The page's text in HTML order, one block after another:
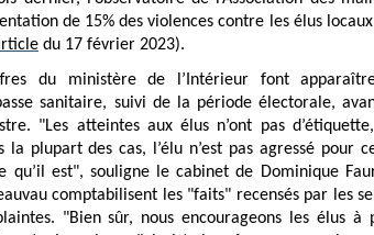
de 15% des violences contre les élus
du 17 février 2023).
du ministère de l’Intérieur font
sanitaire, suivi de la période électorale,
"Les atteintes aux élus n’ont pas
plupart des cas, l’élu n’est pas agressé pour ce
qu’il est", souligne le cabinet de Dominique
comptabilisent les "faits" recensés par les
"Bien sûr, nous encourageons les élus à